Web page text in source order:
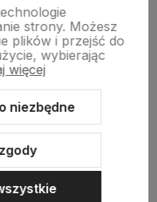
przez
strony. Możesz
plików i przejść do
wybierając
więcej
niezbędne